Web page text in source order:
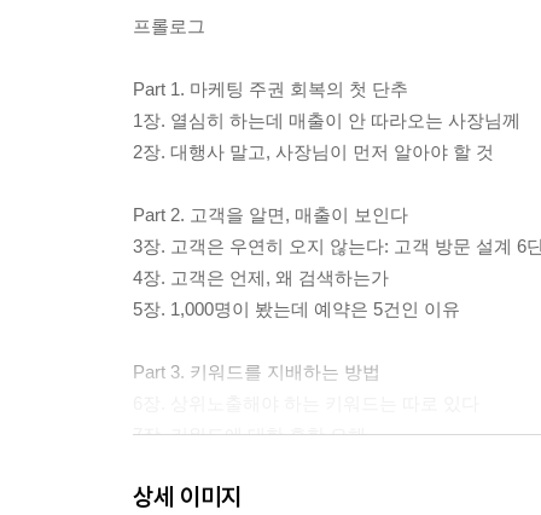
프롤로그
Part 1. 마케팅 주권 회복의 첫 단추
1장. 열심히 하는데 매출이 안 따라오는 사장님께
2장. 대행사 말고, 사장님이 먼저 알아야 할 것
Part 2. 고객을 알면, 매출이 보인다
3장. 고객은 우연히 오지 않는다: 고객 방문 설계 6
4장. 고객은 언제, 왜 검색하는가
5장. 1,000명이 봤는데 예약은 5건인 이유
Part 3. 키워드를 지배하는 방법
7장. 키워드에 대한 흔한 오해
상세 이미지